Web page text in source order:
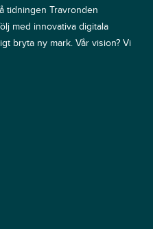
tidningen Travronden
med innovativa digitala
bryta ny mark. Vår vision? Vi